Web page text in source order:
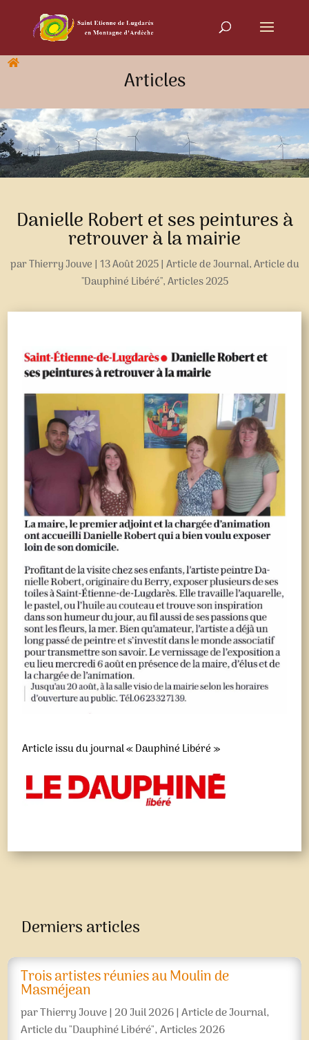
Articles
Danielle Robert et ses peintures à
retrouver à la mairie
parThierry Jouve | 13 Août 2025| Article de Journal,Article du
"Dauphiné Libéré",Articles 2025
Article issu du journal « Dauphiné Libéré »
Derniers articles
Trois artistes réunies au Moulin de
Masméjean
parThierry Jouve|20 Juil 2026|Article de Journal,
Article du "Dauphiné Libéré",Articles 2026